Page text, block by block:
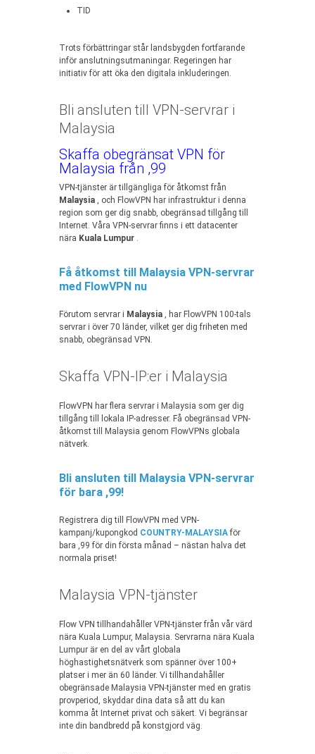
TID
Trots förbättringar står landsbygden fortfarande
inför anslutningsutmaningar. Regeringen har
initiativ för att öka den digitala inkluderingen.
Bli ansluten till VPN-servrar i
Malaysia
Skaffa obegränsat VPN för
Malaysia från ,99
VPN-tjänster är tillgängliga för åtkomst från
Malaysia , och FlowVPN har infrastruktur i denna
region som ger dig snabb, obegränsad tillgång till
Internet. Våra VPN-servrar finns i ett datacenter
nära Kuala Lumpur .
Få åtkomst till Malaysia VPN-servrar
med FlowVPN nu
Förutom servrar i Malaysia , har FlowVPN 100-tals
servrar i över 70 länder, vilket ger dig friheten med
snabb, obegränsad VPN.
Skaffa VPN-IP:er i Malaysia
FlowVPN har flera servrar i Malaysia som ger dig
tillgång till lokala IP-adresser. Få obegränsad VPN-
åtkomst till Malaysia genom FlowVPNs globala
nätverk.
Bli ansluten till Malaysia VPN-servrar
för bara ,99!
Registrera dig till FlowVPN med VPN-
kampanj/kupongkod COUNTRY-MALAYSIA för
bara ,99 för din första månad – nästan halva det
normala priset!
Malaysia VPN-tjänster
Flow VPN tillhandahåller VPN-tjänster från vår värd
nära Kuala Lumpur, Malaysia. Servrarna nära Kuala
Lumpur är en del av vårt globala
höghastighetsnätverk som spänner över 100+
platser i mer än 60 länder. Vi tillhandahåller
obegränsade Malaysia VPN-tjänster med en gratis
provperiod, skyddar dina data så att du kan
komma åt Internet privat och säkert. Vi begränsar
inte din bandbredd på konstgjord väg.